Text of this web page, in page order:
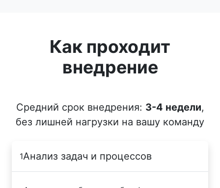
Как проходит
внедрение
Средний срок внедрения: 3-4 недели,
без лишней нагрузки на вашу команду
1Анализ задач и процессов